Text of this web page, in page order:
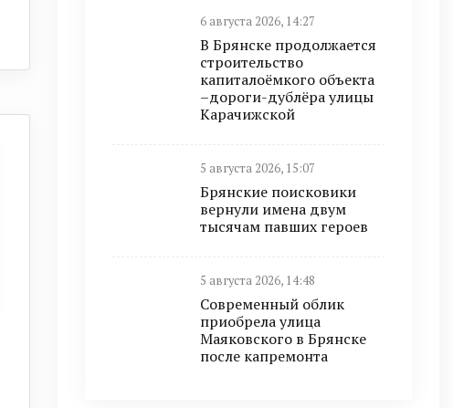
6 августа 2026, 14:27
В Брянске продолжается
строительство
капиталоёмкого объекта
–дороги-дублёра улицы
Карачижской
5 августа 2026, 15:07
Брянские поисковики
вернули имена двум
тысячам павших героев
5 августа 2026, 14:48
Современный облик
приобрела улица
Маяковского в Брянске
после капремонта